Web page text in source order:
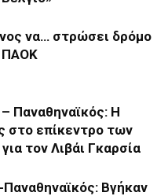
να… στρώσει δρόμο
ΠΑΟΚ
Παναθηναϊκός: Η
στο επίκεντρο των
τον Λιβάι Γκαρσία
Βγήκαν